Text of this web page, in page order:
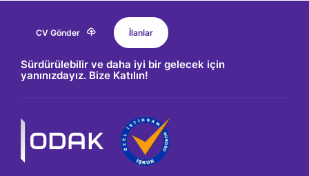
CV Gönder İlanlar
Sürdürülebilir ve daha iyi bir gelecek için
yanınızdayız. Bize Katılın!